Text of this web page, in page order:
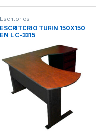
Escritorios
ESCRITORIO TURIN 150X150
EN L C-3315